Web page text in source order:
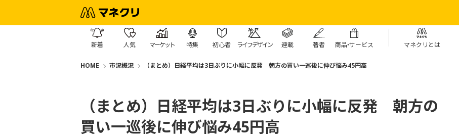
新着 人気 マーケット 特集 初心者 ライフデザイン 連載 著者 商品・サービス マネクリとは
HOME 市況概況 （まとめ）日経平均は3日ぶりに小幅に反発 朝方の買い一巡後に伸び悩み45円高
（まとめ）日経平均は3日ぶりに小幅に反発 朝方の
買い一巡後に伸び悩み45円高